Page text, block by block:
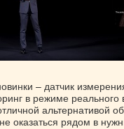
– датчик
в режиме
альтернативой
оказаться рядом в